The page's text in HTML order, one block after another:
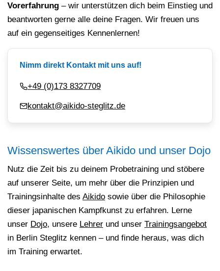
Vorerfahrung – wir unterstützen dich beim Einstieg und
beantworten gerne alle deine Fragen. Wir freuen uns
auf ein gegenseitiges Kennenlernen!
Nimm direkt Kontakt mit uns auf!
+49 (0)173 8327709
kontakt@aikido-steglitz.de
Wissenswertes über Aikido und unser Dojo
Nutz die Zeit bis zu deinem Probetraining und stöbere
auf unserer Seite, um mehr über die Prinzipien und
Trainingsinhalte des Aikido sowie über die Philosophie
dieser japanischen Kampfkunst zu erfahren. Lerne
unser Dojo, unsere Lehrer und unser Trainingsangebot
in Berlin Steglitz kennen – und finde heraus, was dich
im Training erwartet.